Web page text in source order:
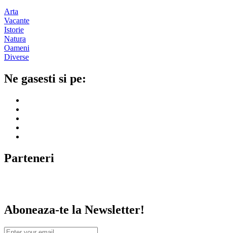
Arta
Vacante
Istorie
Natura
Oameni
Diverse
Ne gasesti si pe:
Parteneri
Aboneaza-te la Newsletter!